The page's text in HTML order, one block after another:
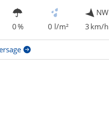
0 % 0 l/m²
NW
3 km/h
Zum animierten Regenradar